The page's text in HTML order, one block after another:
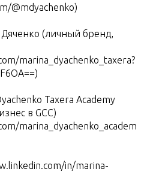
@mdyachenko)
(личный бренд,
marina_dyachenko_taxera?
Taxera Academy
в GCC)
marina_dyachenko_academ
in/marina-